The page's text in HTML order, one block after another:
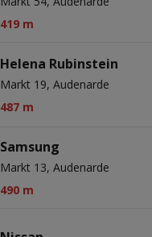
419 m
Helena Rubinstein
Markt 19, Audenarde
487 m
Samsung
Markt 13, Audenarde
490 m